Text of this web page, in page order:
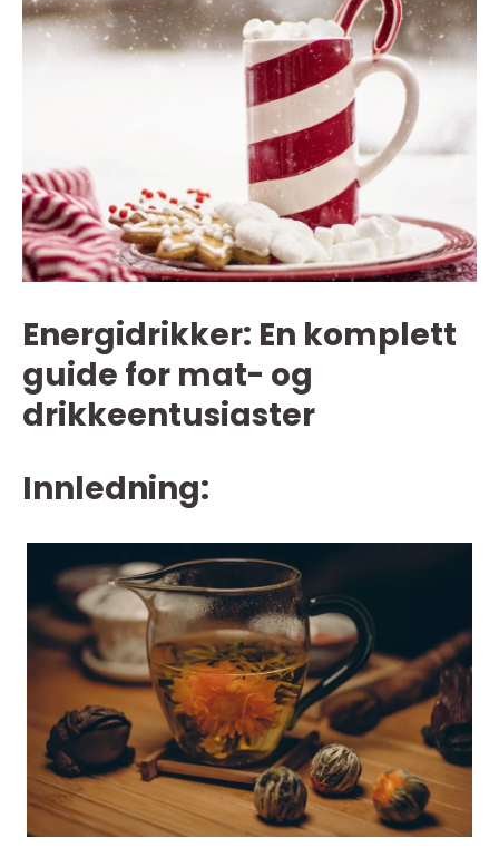
Energidrikker: En komplett
guide for mat- og
drikkeentusiaster
Innledning: